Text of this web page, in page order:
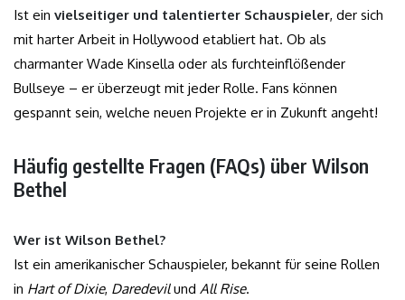
Ist ein vielseitiger und talentierter Schauspieler, der sich
mit harter Arbeit in Hollywood etabliert hat. Ob als
charmanter Wade Kinsella oder als furchteinflößender
Bullseye – er überzeugt mit jeder Rolle. Fans können
gespannt sein, welche neuen Projekte er in Zukunft angeht!
Häufig gestellte Fragen (FAQs) über Wilson
Bethel
Wer ist Wilson Bethel?
Ist ein amerikanischer Schauspieler, bekannt für seine Rollen
in Hart of Dixie, Daredevilund All Rise.